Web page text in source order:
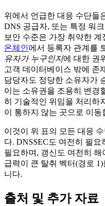
위에서 언급한 대응 수단들
DNS 공급자, 또는 특정 워
보안 수준은 가장 취약한
온체인에서 등록자 관계를
유자가 누구인지에 대한 권
고객 데이터베이스 밖에 존
담당자도 정당한 소유자가
이는 소유권을 조용히 변경
히 기술적인 위임을 처리하
이 통하지 않는 곳으로 이동
이것이 위 표의 모든 대응
다. DNSSEC도 여전히 필요
필요하며, 갱신도 여전히
급력이 큰 탈취 벡터(경로
니다.
출처 및 추가 자료